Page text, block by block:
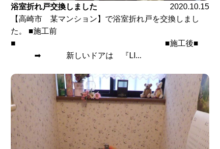
浴室折れ戸交換しました
2020.10.15
【高崎市 某マンション】で浴室折れ戸を交換しまし
た。 ■施工前
■ ■施工後■
➡ 新しいドアは 『LI...